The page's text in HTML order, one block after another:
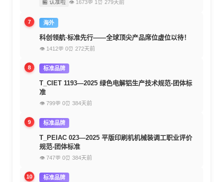
🏪 认准啦 👁 1673💬 1 ⏰ 279天前
7 海外
科创领航·标准先行——全球顶尖产品席位虚位以待！
👁 1412💬 0⏰ 272天前
8 标准品牌
T_CIET 1193—2025 绿色电解铝生产技术规范-团体标
准
👁 799💬 0⏰ 384天前
9 标准品牌
T_PEIAC 023—2025 平版印刷机机械装调工职业评价
规范-团体标准
👁 747💬 0⏰ 384天前
10 标准品牌